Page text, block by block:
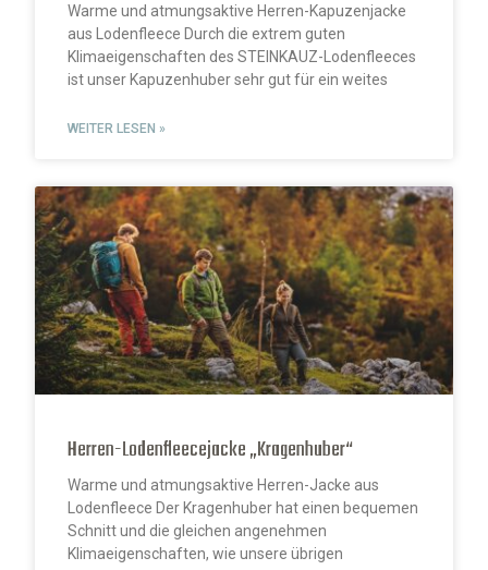
Warme und atmungsaktive Herren-Kapuzenjacke
aus Lodenfleece Durch die extrem guten
Klimaeigenschaften des STEINKAUZ-Lodenfleeces
ist unser Kapuzenhuber sehr gut für ein weites
WEITER LESEN »
Herren-Lodenfleecejacke „Kragenhuber“
Warme und atmungsaktive Herren-Jacke aus
Lodenfleece Der Kragenhuber hat einen bequemen
Schnitt und die gleichen angenehmen
Klimaeigenschaften, wie unsere übrigen